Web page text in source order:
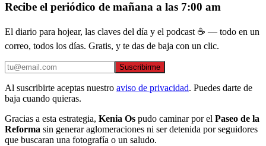
Recibe el periódico de mañana a las 7:00 am
El diario para hojear, las claves del día y el podcast ☕ — todo en un
correo, todos los días. Gratis, y te das de baja con un clic.
Suscribirme
Al suscribirte aceptas nuestro aviso de privacidad. Puedes darte de
baja cuando quieras.
Gracias a esta estrategia, Kenia Os pudo caminar por el Paseo de la
Reforma sin generar aglomeraciones ni ser detenida por seguidores
que buscaran una fotografía o un saludo.